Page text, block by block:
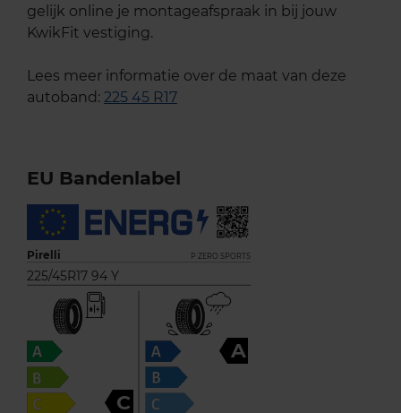
gelijk online je montageafspraak in bij jouw
KwikFit vestiging.
Lees meer informatie over de maat van deze
autoband: 225 45 R17
EU Bandenlabel
Pirelli P ZERO SPORTS
225/45R17 94 Y
C
A